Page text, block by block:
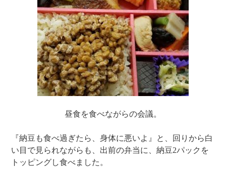
昼食を食べながらの会議。
『納豆も食べ過ぎたら、身体に悪いよ』と、回りから白
い目で見られながらも、出前の弁当に、納豆2パックを
トッピングし食べました。